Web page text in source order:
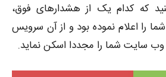
که کدام یک از هشدارهای فوق،
را اعلام نموده بود و از آن سرویس
سایت شما را مجددا اسکن نماید.